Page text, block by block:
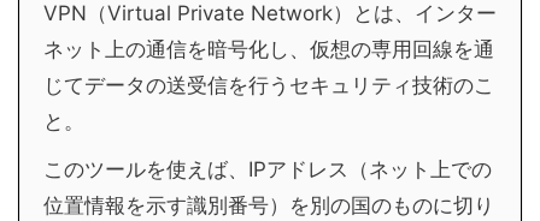
VPN（Virtual Private Network）とは、インター
ネット上の通信を暗号化し、仮想の専用回線を通
じてデータの送受信を行うセキュリティ技術のこ
と。
このツールを使えば、IPアドレス（ネット上での
位置情報を示す識別番号）を別の国のものに切り